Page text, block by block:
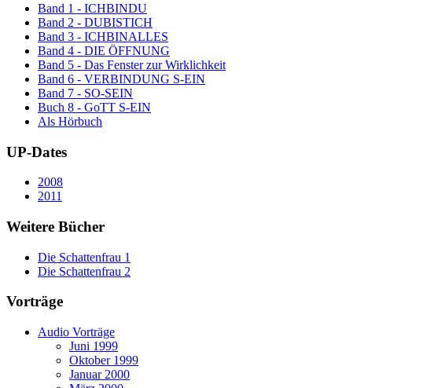
Band 1 - ICHBINDU
Band 2 - DUBISTICH
Band 3 - ICHBINALLES
Band 4 - DIE ÖFFNUNG
Band 5 - Das Fenster zur Wirklichkeit
Band 6 - VERBINDUNG S-EIN
Band 7 - SO-SEIN
Buch 8 - GoTT S-EIN
Als Hörbuch
UP-Dates
2008
2011
Weitere Bücher
Die Schattenfrau 1
Die Schattenfrau 2
Vorträge
Audio Vorträge
Juni 1999
Oktober 1999
Januar 2000